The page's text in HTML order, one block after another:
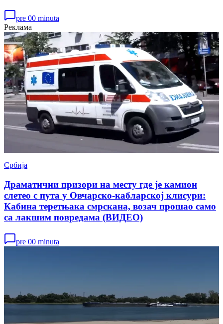
pre 00 minuta
Реклама
Србија
Драматични призори на месту где је камион
слетео с пута у Овчарско-кабларској клисури:
Кабина теретњака смрскана, возач прошао само
са лакшим повредама (ВИДЕО)
pre 00 minuta